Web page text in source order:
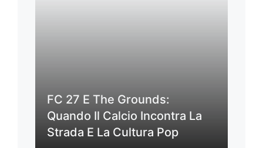
FC 27 E The Grounds:
Quando Il Calcio Incontra La
Strada E La Cultura Pop